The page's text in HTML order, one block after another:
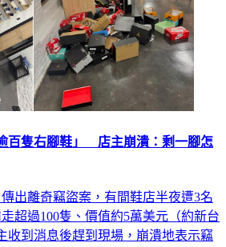
百隻右腳鞋」 店主崩潰：剩一腳怎
出離奇竊盜案，有間鞋店半夜遭3名
超過100隻、價值約5萬美元（約新台
收到消息後趕到現場，崩潰地表示竊